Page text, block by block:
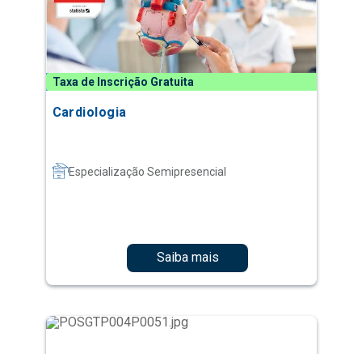
Taxa de Inscrição Gratuita
Cardiologia
Especialização Semipresencial
Saiba mais